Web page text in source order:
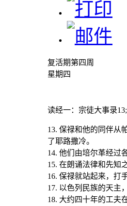
复活期第四周
星期四
读经一：宗徒大事录
13. 保禄和他的同伴从
了耶路撒冷。
14. 他们由培尔革经过
15. 在朗诵法律和先知
16. 保禄就站起来，打
17. 以色列民族的天主
18. 大约四十年的工夫